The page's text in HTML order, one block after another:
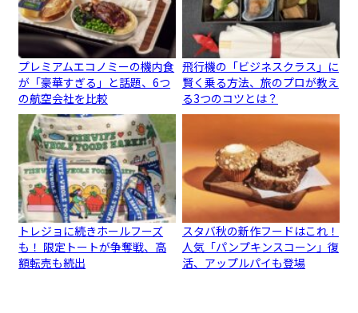
プレミアムエコノミーの機内食
が「豪華すぎる」と話題、6つ
の航空会社を比較
飛行機の「ビジネスクラス」に
賢く乗る方法、旅のプロが教え
る3つのコツとは？
トレジョに続きホールフーズ
も！ 限定トートが争奪戦、高
額転売も続出
スタバ秋の新作フードはこれ！
人気「パンプキンスコーン」復
活、アップルパイも登場